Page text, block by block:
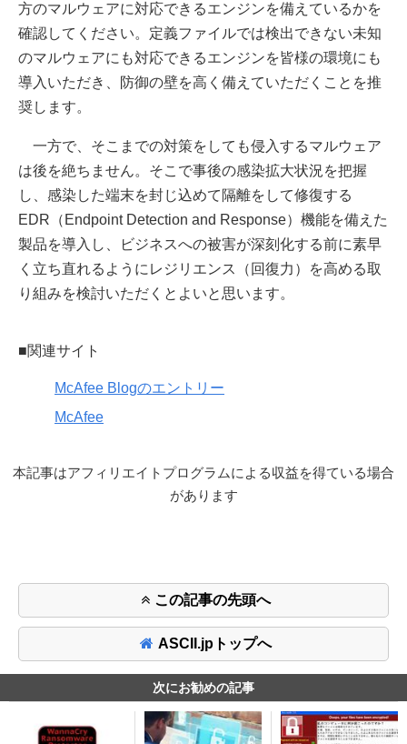
方のマルウェアに対応できるエンジンを備えているかを
確認してください。定義ファイルでは検出できない未知
のマルウェアにも対応できるエンジンを皆様の環境にも
導入いただき、防御の壁を高く備えていただくことを推
奨します。
一方で、そこまでの対策をしても侵入するマルウェア
は後を絶ちません。そこで事後の感染拡大状況を把握
し、感染した端末を封じ込めて隔離をして修復する
EDR（Endpoint Detection and Response）機能を備えた
製品を導入し、ビジネスへの被害が深刻化する前に素早
く立ち直れるようにレジリエンス（回復力）を高める取
り組みを検討いただくとよいと思います。
■関連サイト
McAfee Blogのエントリー
McAfee
本記事はアフィリエイトプログラムによる収益を得ている場合
があります
この記事の先頭へ
ASCII.jpトップへ
次にお勧めの記事